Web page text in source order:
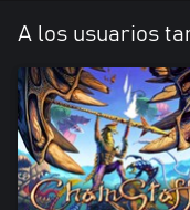
A los usuarios